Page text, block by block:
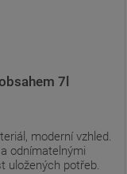
7l
moderní vzhled.
odnímatelnými
uložených potřeb.